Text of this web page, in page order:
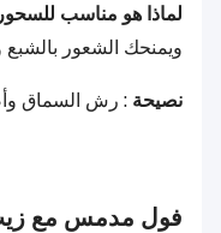
لماذا هو مناسب
ويمنحك الشعور بالشبع
نصيحة : رش السماق
فول مدمس مع